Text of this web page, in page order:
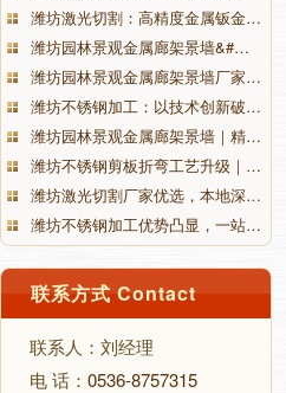
潍坊激光切割：高精度金属钣金…
潍坊园林景观金属廊架景墙&#…
潍坊园林景观金属廊架景墙厂家…
潍坊不锈钢加工：以技术创新破…
潍坊园林景观金属廊架景墙｜精…
潍坊不锈钢剪板折弯工艺升级｜…
潍坊激光切割厂家优选，本地深…
潍坊不锈钢加工优势凸显，一站…
联系方式 Contact
联系人：刘经理
电 话： 0536-8757315